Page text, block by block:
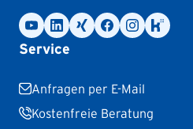
Service
Anfragen per E-Mail
Kostenfreie Beratung